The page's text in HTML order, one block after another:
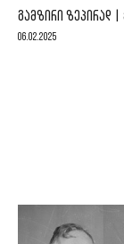
ᲒᲐᲛᲖᲘᲠᲘ ᲖᲔᲞᲘᲠᲐᲓ |
06.02.2025